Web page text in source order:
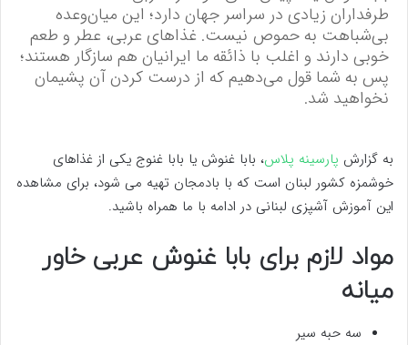
طرفداران زیادی در سراسر جهان دارد؛ این میان‌وعده
بی‌شباهت به حموص نیست. غذاهای عربی، عطر و طعم
خوبی دارند و اغلب با ذائقه ما ایرانیان هم سازگار هستند؛
پس به شما قول می‌دهیم که از درست کردن آن پشیمان
نخواهید شد.
به گزارش پارسینه پلاس، بابا غنوش یا بابا غنوج یکی از غذاهای
خوشمزه کشور لبنان است که با بادمجان تهیه می شود، برای مشاهده
این آموزش آشپزی لبنانی در ادامه با ما همراه باشید.
مواد لازم برای بابا غنوش عربی خاور
میانه
سه حبه سیر